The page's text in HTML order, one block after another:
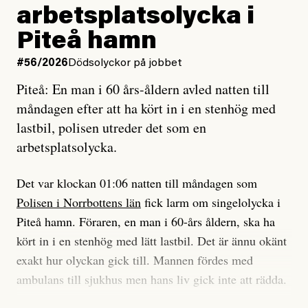
Vad betyder det att vara en röd, grön och oberoende
tidning?
Vad är bra journalistik?
Ett försök till korta svar som jag hoppas kan förtydliga
för Kuhn och Sassarinis-McGowan och andra hur jag
som chefredaktör ser på Dagens ETC:s uppdrag och
roll.
Vi skriver för våra läsare som vill bli informerade,
överraskade, bekräftade, utmanade – och som kräver
att vi granskar allt och alla.
Vi är som sagt en röd, grön och oberoende tidning.
Det betyder en annan journalistik än vad du hittar i
enligt uråldrig metod
och lade min sista ungdom
på att laga en gammal bod.
Jag sökte ljuset och meningen,
efter det som var rent, rätt och sant,
och aldrig såg jag det klarare än
när jag ombord på bussen hjälpte en tant.
#23/2026Intervjun
Jesper Lundby: ”Livet i sig
är ganska politiskt”
arbetsplatsolycka i
Piteå hamn
#56/2026 Dödsolyckor på jobbet
Piteå: En man i 60 års-åldern avled natten till
måndagen efter att ha kört in i en stenhög med
lastbil, polisen utreder det som en
arbetsplatsolycka.
Det var klockan 01:06 natten till måndagen som
Polisen i Norrbottens län fick larm om singelolycka i
Piteå hamn. Föraren, en man i 60-års åldern, ska ha
kört in i en stenhög med lätt lastbil. Det är ännu okänt
exakt hur olyckan gick till. Mannen fördes med
ambulans till sjukhus men hans liv gick inte att rädda.